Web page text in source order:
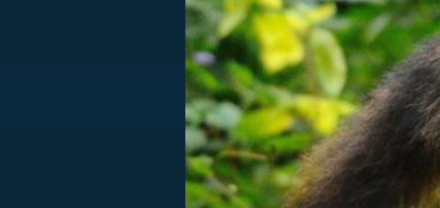
PRVNÍ SVĚTOVÁ
MARIE
BRITSKÁ